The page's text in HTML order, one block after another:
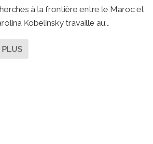
à la frontière entre le Maroc et
Kobelinsky travaille au...
PLUS